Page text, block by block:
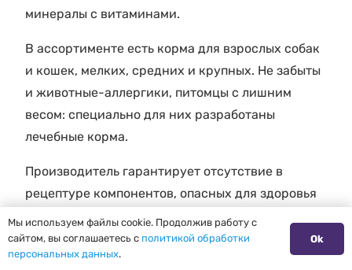
минералы с витаминами.
В ассортименте есть корма для взрослых собак
и кошек, мелких, средних и крупных. Не забыты
и животные-аллергики, питомцы с лишним
весом: специально для них разработаны
лечебные корма.
Производитель гарантирует отсутствие в
рецептуре компонентов, опасных для здоровья
наших питомцев.
Судя по отзывам потребителей, никакого
Мы используем файлы cookie. Продолжив работу с
сайтом, вы соглашаетесь с политикой обработки
персональных данных.
Ok